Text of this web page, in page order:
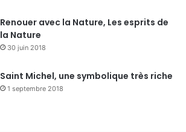
Renouer avec la Nature, Les esprits de
la Nature
30 juin 2018
Saint Michel, une symbolique très riche
1 septembre 2018